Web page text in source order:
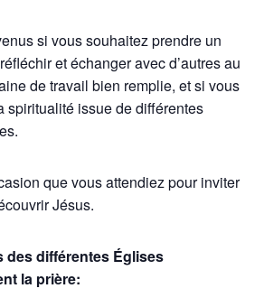
si vous souhaitez prendre un
et échanger avec d’autres au
de travail bien remplie, et si vous
spiritualité issue de différentes
que vous attendiez pour inviter
Jésus.
des différentes Églises
la prière: